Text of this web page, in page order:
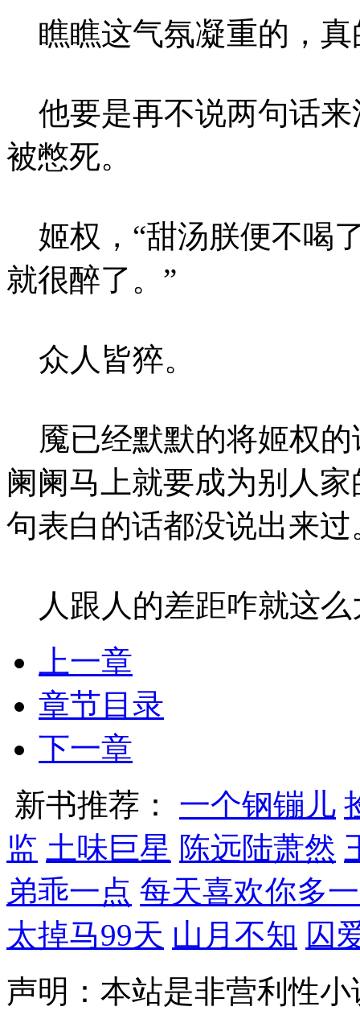
瞧瞧这气氛凝重的，真
他要是再不说两句话来
被憋死。
姬权，“甜汤朕便不喝
就很醉了。”
众人皆猝。
魇已经默默的将姬权
阑阑马上就要成为别人
句表白的话都没说出来过
人跟人的差距咋就这么
上一章
章节目录
下一章
新书推荐： 一个钢镚儿
监 土味巨星 陈远陆萧然
弟乖一点 每天喜欢你多
太掉马99天 山月不知 囚
声明：本站是非营利性